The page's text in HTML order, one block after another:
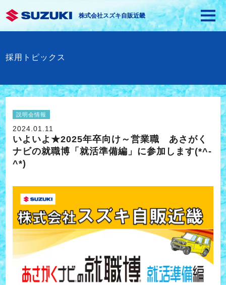
株式会社スズキ自販近畿
採用トピックス
説明会情報
2024.01.11
いよいよ★2025年卒向け～営業職 あさがく
ナビの就職博「就活準備編」に参加します(*^-
^*)